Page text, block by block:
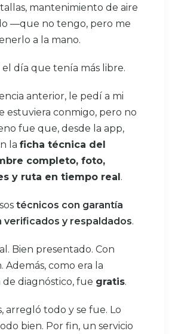
mantenimiento de aire
—que no tengo, pero me
a la mano.
día que tenía más libre.
anterior, le pedí a mi
estuviera conmigo, pero no
fue que, desde la app,
la ficha técnica del
completo, foto,
y ruta en tiempo real .
técnicos con garantía
verificados y respaldados.
Bien presentado. Con
Además, como era la
de diagnóstico, fue gratis.
arregló todo y se fue. Lo
bien. Por fin, un servicio